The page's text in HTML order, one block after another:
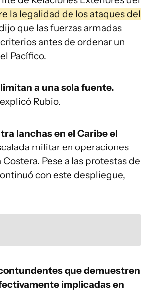
la legalidad de los ataques del
que las fuerzas armadas
antes de ordenar un
Pacífico.
a una sola fuente.
Rubio.
lanchas en el Caribe el
militar en operaciones
Pese a las protestas de
con este despliegue,
que demuestren
implicadas en